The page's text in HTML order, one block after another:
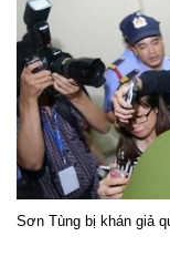
Sơn Tùng bị khán giả